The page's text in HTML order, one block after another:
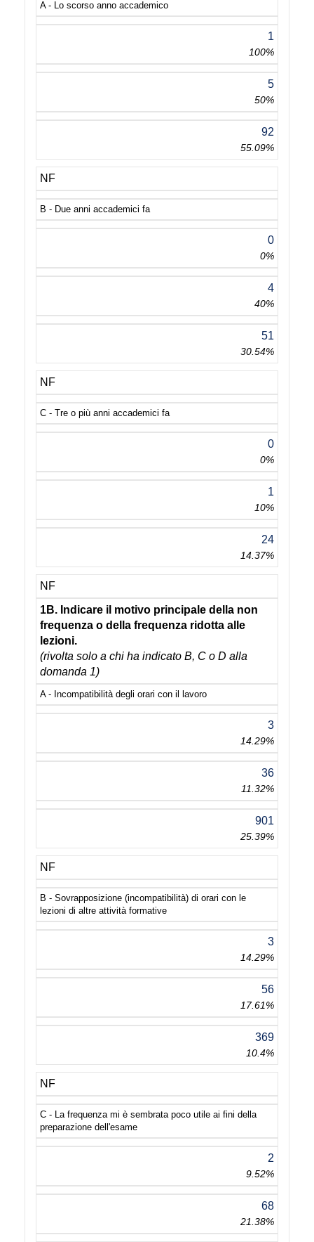
A - Lo scorso anno accademico
1
100%
5
50%
92
55.09%
NF
B - Due anni accademici fa
0
0%
4
40%
51
30.54%
NF
C - Tre o più anni accademici fa
0
0%
1
10%
24
14.37%
NF
1B. Indicare il motivo principale della non
frequenza o della frequenza ridotta alle
lezioni.
(rivolta solo a chi ha indicato B, C o D alla
domanda 1)
A - Incompatibilità degli orari con il lavoro
3
14.29%
36
11.32%
901
25.39%
NF
B - Sovrapposizione (incompatibilità) di orari con le
lezioni di altre attività formative
3
14.29%
56
17.61%
369
10.4%
NF
C - La frequenza mi è sembrata poco utile ai fini della
preparazione dell'esame
2
9.52%
68
21.38%